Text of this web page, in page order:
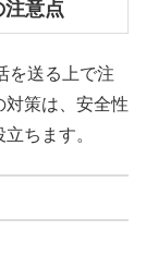
意点
を送る上で注
対策は、安全性
ちます。